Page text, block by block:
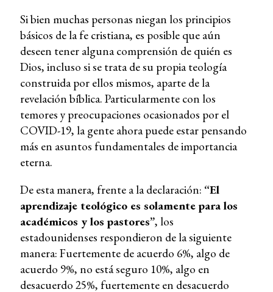
Si bien muchas personas niegan los principios
básicos de la fe cristiana, es posible que aún
deseen tener alguna comprensión de quién es
Dios, incluso si se trata de su propia teología
construida por ellos mismos, aparte de la
revelación bíblica. Particularmente con los
temores y preocupaciones ocasionados por el
COVID-19, la gente ahora puede estar pensando
más en asuntos fundamentales de importancia
eterna.
De esta manera, frente a la declaración: “El
aprendizaje teológico es solamente para los
académicos y los pastores”, los
estadounidenses respondieron de la siguiente
manera: Fuertemente de acuerdo 6%, algo de
acuerdo 9%, no está seguro 10%, algo en
desacuerdo 25%, fuertemente en desacuerdo